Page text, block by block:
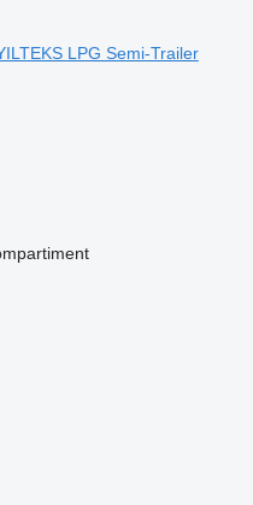
LPG Semi-Trailer